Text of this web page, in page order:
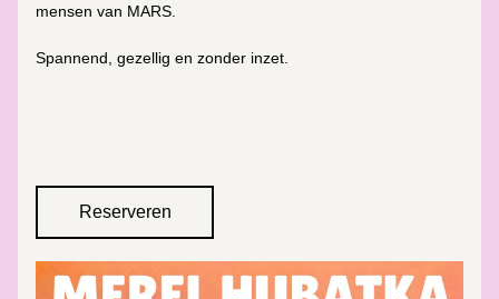
mensen van MARS.
Spannend, gezellig en zonder inzet.
Reserveren